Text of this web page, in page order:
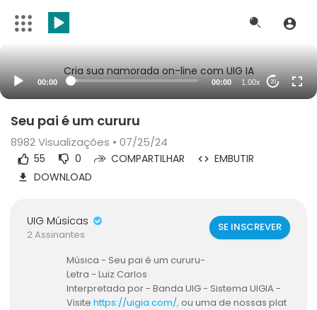
Cria sua namorada on-line com UIG IA
00:00 00:00 1.00x 20
Seu pai é um cururu
8982Visualizações • 07/25/24
55 0 COMPARTILHAR
EMBUTIR
DOWNLOAD
UIG Músicas
2 Assinantes
SE INSCREVER
⁣Música - Seu pai é um cururu-
Letra - Luiz Carlos
Interpretada por - Banda UIG - Sistema UIGIA -
Visite ⁣ https://uigia.com/, ou uma de nossas plat